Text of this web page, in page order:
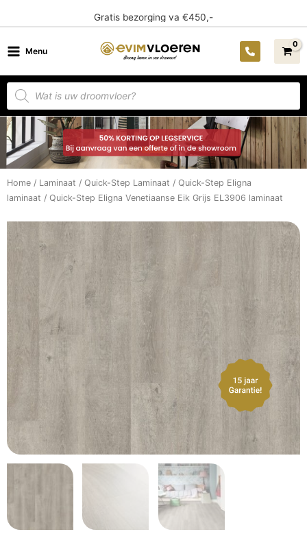
inhoud
14 dagen bedenktijd
Menu
Producten
zoeken
Home / Laminaat / Quick-Step Laminaat / Quick-Step Eligna
laminaat / Quick-Step Eligna Venetiaanse Eik Grijs EL3906 laminaat